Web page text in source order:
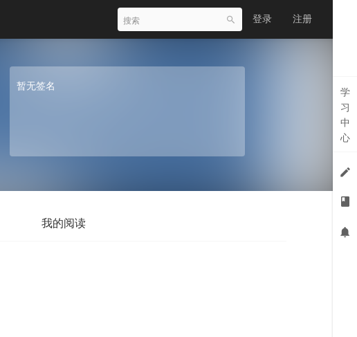
登录 注册
暂无签名
我的阅读
学
习
中
心